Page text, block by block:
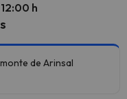
h
de Arinsal